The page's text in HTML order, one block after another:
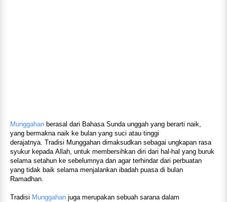
Munggahan berasal dari Bahasa Sunda unggah yang berarti naik,
yang bermakna naik ke bulan yang suci atau tinggi
derajatnya. Tradisi Munggahan dimaksudkan sebagai ungkapan rasa
syukur kepada Allah, untuk membersihkan diri dari hal-hal yang buruk
selama setahun ke sebelumnya dan agar terhindar dari perbuatan
yang tidak baik selama menjalankan ibadah puasa di bulan
Ramadhan.
Tradisi Munggahan juga merupakan sebuah sarana dalam